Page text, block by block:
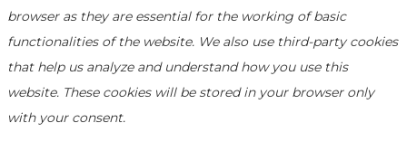
browser as they are essential for the working of basic
functionalities of the website. We also use third-party cookies
that help us analyze and understand how you use this
website. These cookies will be stored in your browser only
with your consent.